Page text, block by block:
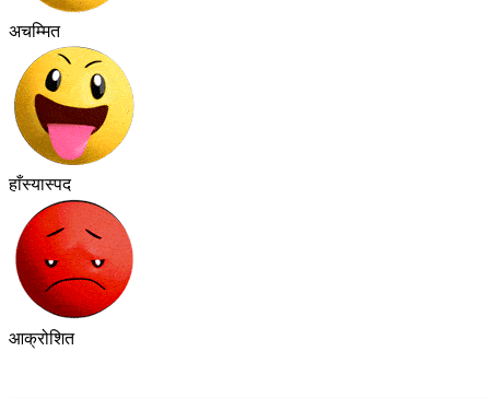
अचम्मित
हाँस्यास्पद
आक्रोशित